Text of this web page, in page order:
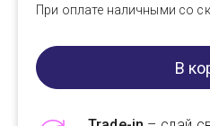
При оплате наличными со
В